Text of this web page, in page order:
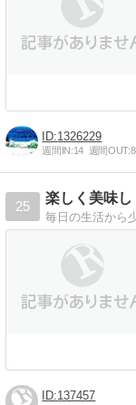
1326229
週間IN:14 週間OUT:
25
楽しく美味し
毎日の生活から
137457